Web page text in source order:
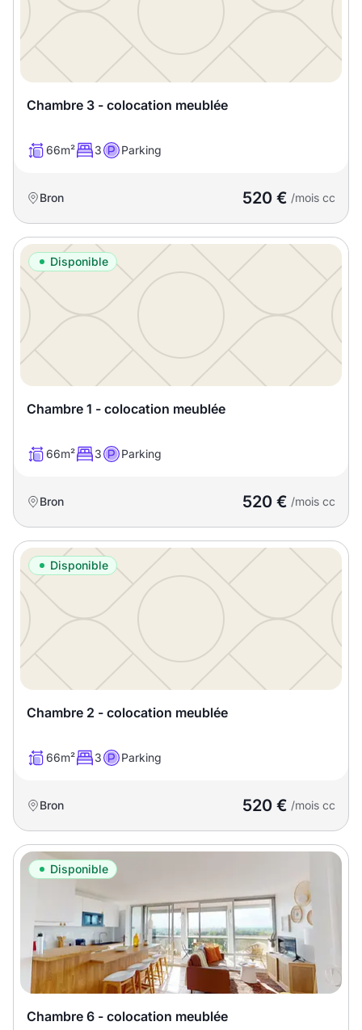
Chambre 3 - colocation meublée
66m² 3 Parking
Bron 520 € /mois cc
Disponible
Chambre 1 - colocation meublée
66m² 3 Parking
Bron 520 € /mois cc
Disponible
Chambre 2 - colocation meublée
66m² 3 Parking
Bron 520 € /mois cc
Disponible
Chambre 6 - colocation meublée